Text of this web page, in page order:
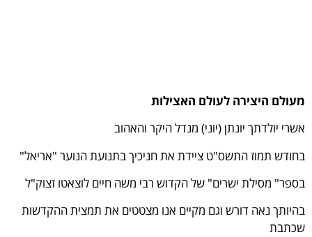
מעולם היצירה לעולם האצילות
אשרי יולדתך יונתן (יוני) מנדל היקר והאהוב
בחודש תמוז התשס"ט ציידת את חניכיך בתנועת הנוער "אריאל"
בספר" מסילת ישרים" של הקדוש רבי משה חיים לוצאטו זצוק"ל
בהיותך נאה דורש וגם מקיים אנו מצטטים את תמצית ההקדשות
שכתבת